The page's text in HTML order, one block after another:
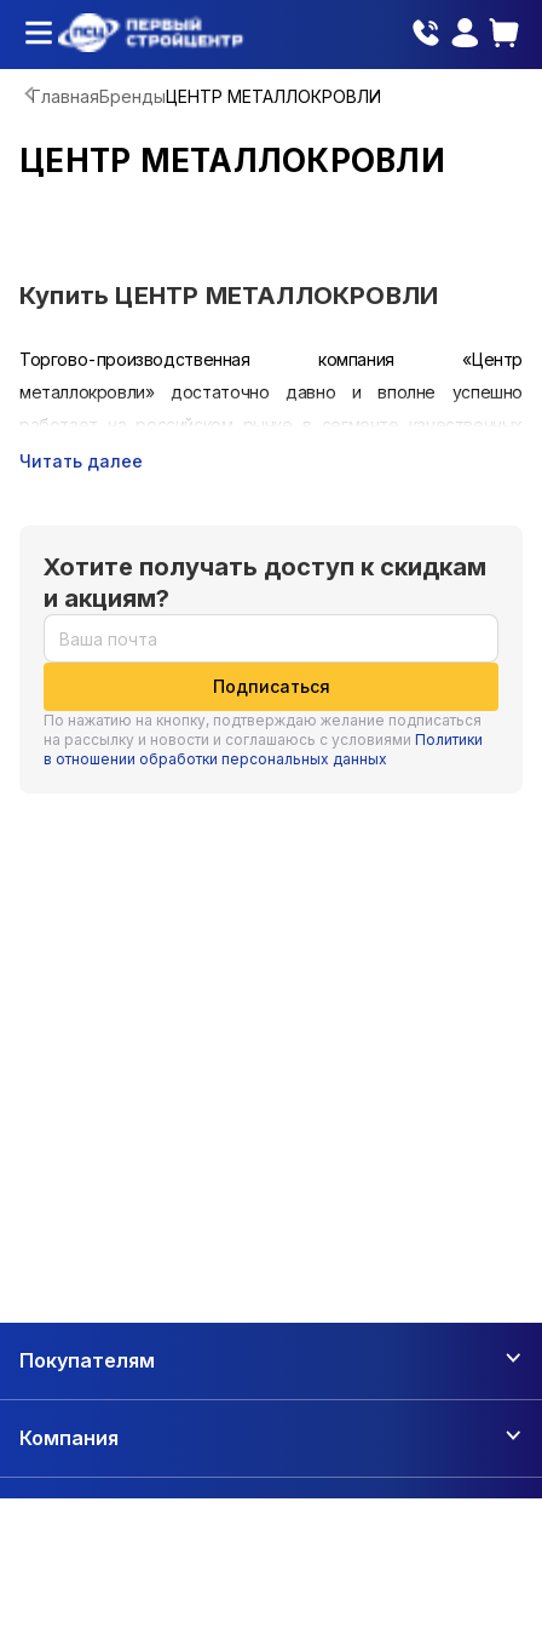
ГлавнаяБрендыЦЕНТР МЕТАЛЛОКРОВЛИ
ЦЕНТР МЕТАЛЛОКРОВЛИ
Купить ЦЕНТР МЕТАЛЛОКРОВЛИ
Торгово-производственная компания «Центр
металлокровли» достаточно давно и вполне успешно
работает на российском рынке в сегменте качественных
кровельных материалов, постоянно развиваясь и наращивая
профессионализм сотрудников по достоинству оценили
клиенты в Самаре и других городах РФ. На предприятии
грамотно налажен сервис: от производства безупречного
профнастила и прочих товаров до их оперативной доставки
на объекты покупателей. В будущем «Центр металлокровли»
однозначно видит себя в пятерке самых ответственных
поставщиков кровельной продукции.
Читать далее
Хотите получать доступ к скидкам
и акциям?
Подписаться
По нажатию на кнопку, подтверждаю желание подписаться
на рассылку и новости и соглашаюсь с условиями Политики
в отношении обработки персональных данных
Покупателям
Компания